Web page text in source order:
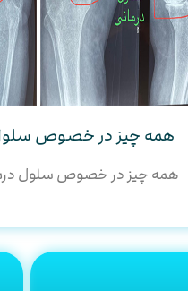
همه چیز در خصوص سلول
همه چیز در خصوص سلول